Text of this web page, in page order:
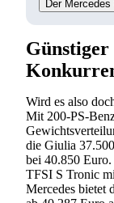
Der
Günstiger
Wird es also
Mit 200-PS-
die Giulia
bei 40.850
TFSI S Tronic
Mercedes bietet